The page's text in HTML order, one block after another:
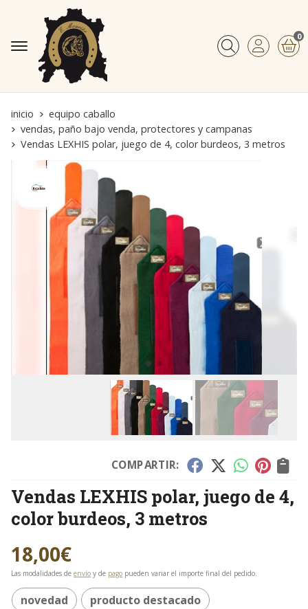
Buscar
0
inicio
equipo caballo
vendas, paño bajo venda, protectores y campanas
Vendas LEXHIS polar, juego de 4, color burdeos, 3 metros
COMPARTIR:
Vendas LEXHIS polar, juego de 4,
color burdeos, 3 metros
18,00€
Las modalidades de envío y de pago pueden variar el importe final del pedido.
novedad producto destacado